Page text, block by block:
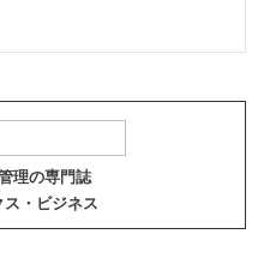
理の専門誌
ス・ビジネス